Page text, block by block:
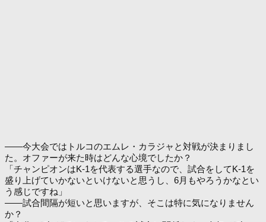
――今大会ではトルコのエムレ・カラジャと対戦が決まりまし
た。オファーが来た時はどんな心境でしたか？
「チャンピオンはK-1を代表する選手なので、試合をしてK-1を
盛り上げていかないといけないと思うし、6月もやろうかなとい
う感じですね」
――試合間隔が短いと思いますが、そこは特に気になりません
か？